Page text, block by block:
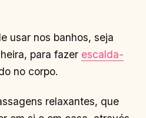
usar nos banhos, seja
para fazer escalda-
no corpo.
relaxantes, que